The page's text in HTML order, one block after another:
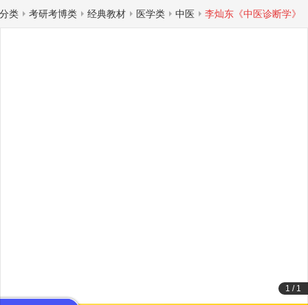
分类 考研考博类 经典教材 医学类 中医 李灿东《中医诊断学》
1 / 1